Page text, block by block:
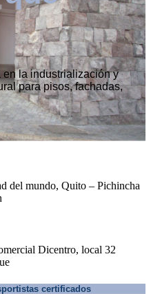
la industrialización y
para pisos, fachadas,
del mundo, Quito – Pichincha
Dicentro, local 32
certificados